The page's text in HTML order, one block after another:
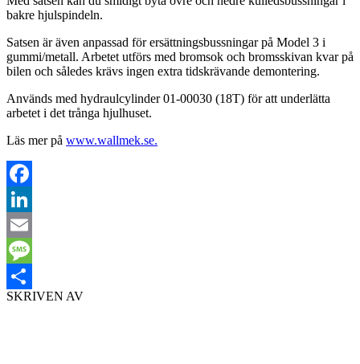
bakre hjulspindeln.
Satsen är även anpassad för ersättningsbussningar på Model 3 i
gummi/metall. Arbetet utförs med bromsok och bromsskivan kvar på
bilen och således krävs ingen extra tidskrävande demontering.
Används med hydraulcylinder 01-00030 (18T) för att underlätta
arbetet i det trånga hjulhuset.
Läs mer på www.wallmek.se.
Facebook
LinkedIn
Email
Message
Dela
SKRIVEN AV